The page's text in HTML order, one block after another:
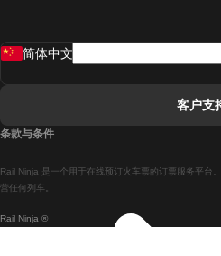
馬德里開往巴塞
Rail Ninja ®
Rail Ninja 是一个用于在线预订火车票的订票服务平台
营任何列车。
简体中文
客户支
条款与条件